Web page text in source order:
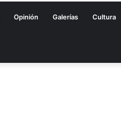
Opinión Galerías Cultura